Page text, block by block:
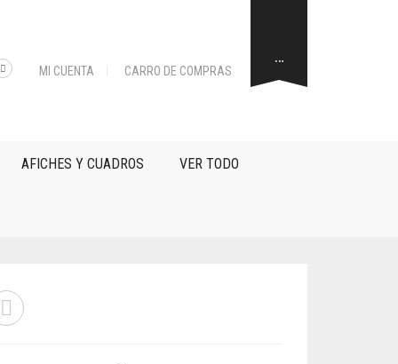
MI CUENTA CARRO DE COMPRAS
…
AFICHES Y CUADROS VER TODO